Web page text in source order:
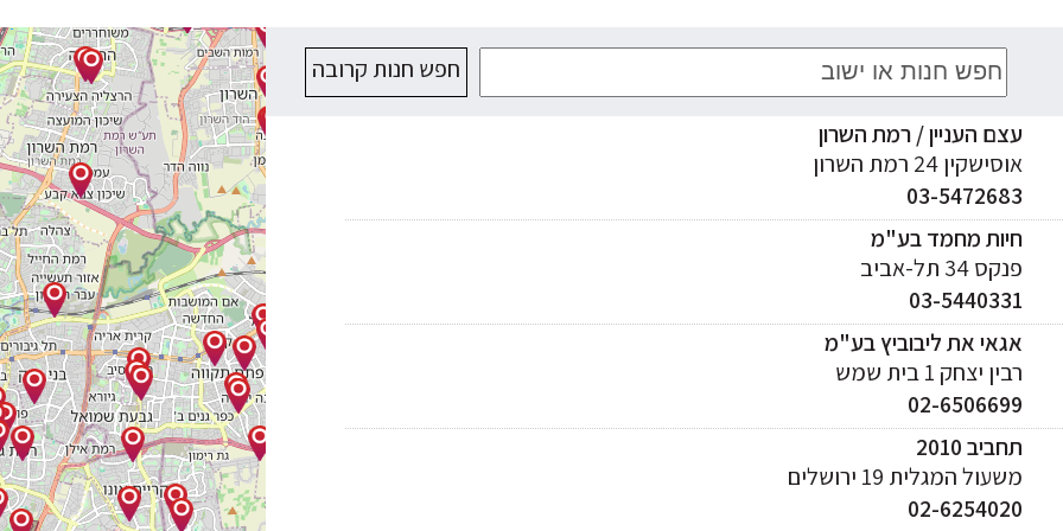
חפש חנות קרובה
עצם העניין / רמת השרון
אוסישקין 24 רמת השרון
03-5472683
חיות מחמד בע"מ
פנקס 34 תל-אביב
03-5440331
אגאי את ליבוביץ בע"מ
רבין יצחק 1 בית שמש
02-6506699
תחביב 2010
משעול המגלית 19 ירושלים
02-6254020